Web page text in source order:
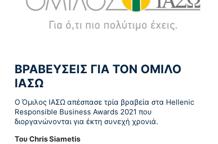
ΒΡΑΒΕΥΣΕΙΣ ΓΙΑ ΤΟΝ ΟΜΙΛΟ
ΙΑΣΩ
O Όμιλος ΙΑΣΩ απέσπασε τρία βραβεία στα Hellenic
Responsible Business Awards 2021 που
διοργανώνονται για έκτη συνεχή χρονιά.
Του Chris Siametis